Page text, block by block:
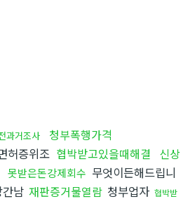
과거조사 청부폭행가격
허증위조 협박받고있을때해결
신상
못받은돈강제회수 무엇이든해드립니
남 재판증거물열람 청부업자 협박받